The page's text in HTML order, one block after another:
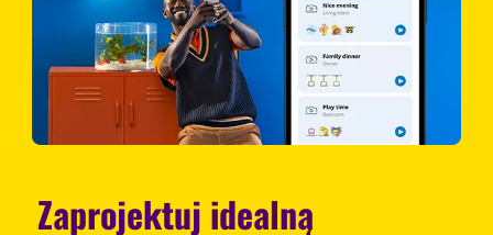
Zaprojektuj idealną